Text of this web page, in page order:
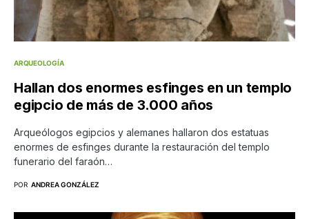
ARQUEOLOGÍA
Hallan dos enormes esfinges en un templo
egipcio de más de 3.000 años
Arqueólogos egipcios y alemanes hallaron dos estatuas
enormes de esfinges durante la restauración del templo
funerario del faraón…
POR ANDREA GONZÁLEZ